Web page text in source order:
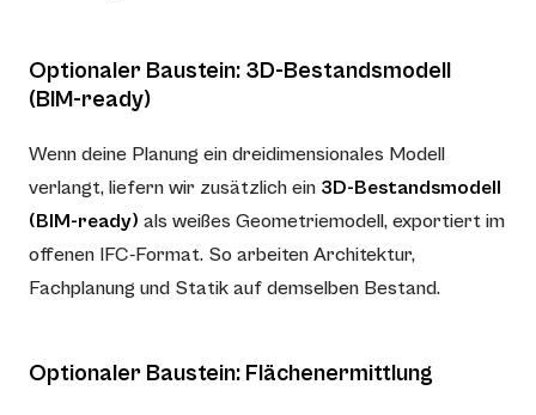
Optionaler Baustein: 3D-Bestandsmodell
(BIM-ready)
Wenn deine Planung ein dreidimensionales Modell
verlangt, liefern wir zusätzlich ein 3D-Bestandsmodell
(BIM-ready) als weißes Geometriemodell, exportiert im
offenen IFC-Format. So arbeiten Architektur,
Fachplanung und Statik auf demselben Bestand.
Optionaler Baustein: Flächenermittlung